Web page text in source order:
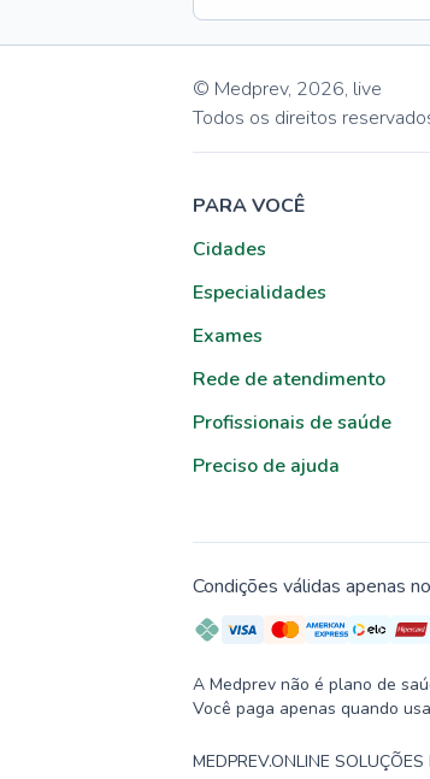
© Medprev, 2026, live
Todos os direitos
PARA VOCÊ
Cidades
Especialidades
Exames
Rede de atendimento
Profissionais de saúde
Preciso de ajuda
Condições válidas apenas
A Medprev não é plano de
Você paga apenas quando
MEDPREV.ONLINE